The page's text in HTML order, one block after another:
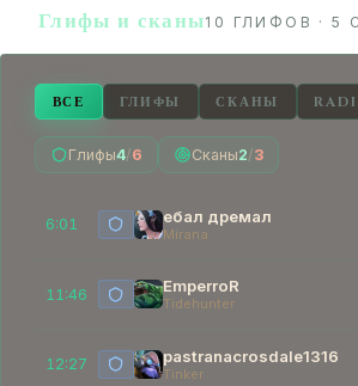
Глифы и сканы10 ГЛИФОВ · 5
ВСЕ ГЛИФЫ СКАНЫ
Глифы4/6 Сканы2/3
6:01 ебал дремал
Mirana
11:46 EmperroR
Tidehunter
12:27 pastranacrosdale1316
Tinker